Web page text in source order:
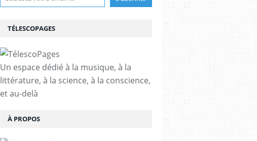
TÉLESCOPAGES
Un espace dédié à la musique, à la
littérature, à la science, à la conscience,
et au-delà
À PROPOS